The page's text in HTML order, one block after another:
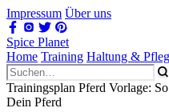
Impressum Über uns
Spice Planet
Home Training Haltung &
Trainingsplan Pferd Vorlage:
Dein Pferd